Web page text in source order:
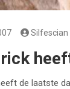
Silfescian
de laatste